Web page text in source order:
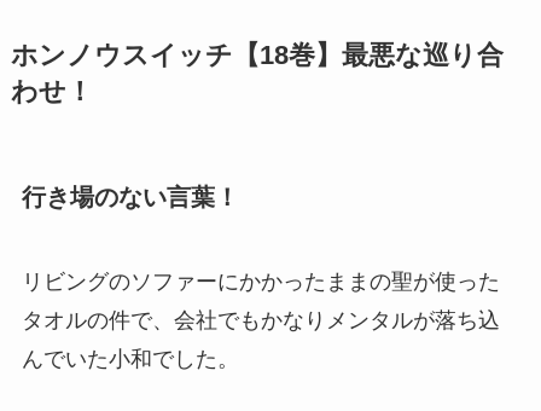
ホンノウスイッチ【18巻】最悪な巡り合
わせ！
行き場のない言葉！
リビングのソファーにかかったままの聖が使った
タオルの件で、会社でもかなりメンタルが落ち込
んでいた小和でした。